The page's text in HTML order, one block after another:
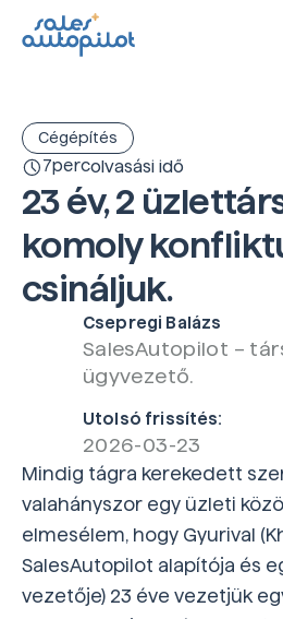
Cégépítés
7percolvasási idő
23 év, 2
komoly
csináljuk.
Csepregi Balázs
SalesAutopilot –
ügyvezető.
Utolsó frissítés:
2026-03-23
Mindig tágra kerekedett
valahányszor egy üzleti
elmesélem, hogy Gyurival
SalesAutopilot alapítója és
vezetője) 23 éve vezetjük